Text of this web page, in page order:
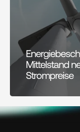
Mittelstand
Strompreise